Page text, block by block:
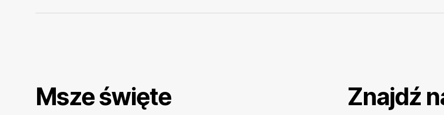
Msze święte Znajdź